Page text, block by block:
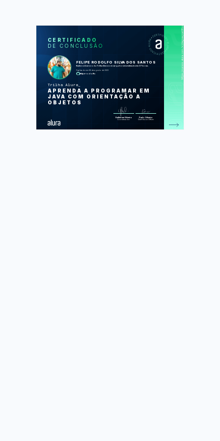
CERTIFICADO
DE CONCLUSÃO
FELIPE RODOLFO SILVA DOS SANTOS
finalizou 4 cursos da Trilha Alura com carga horária estimada em 37 horas.
Finalizado em 08 de agosto de 2023
felipe-rodolfo
Trilha Alura
APRENDA A PROGRAMAR EM
JAVA COM ORIENTAÇÃO A
OBJETOS
Guilherme Silveira
Coordenador
Paulo Silveira
Chief Vision Officer
CUR
SOS
Java: criando a sua primeira
aplicação
Foram feitas 196 de 196 atividades.